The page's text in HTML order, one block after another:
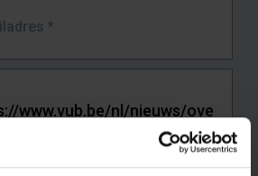
*
URL van de pagina waar je de fout zag.